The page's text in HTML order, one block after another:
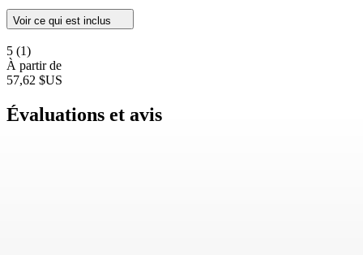
Voir ce qui est inclus
5 (1)
À partir de
57,62 $US
Évaluations et avis